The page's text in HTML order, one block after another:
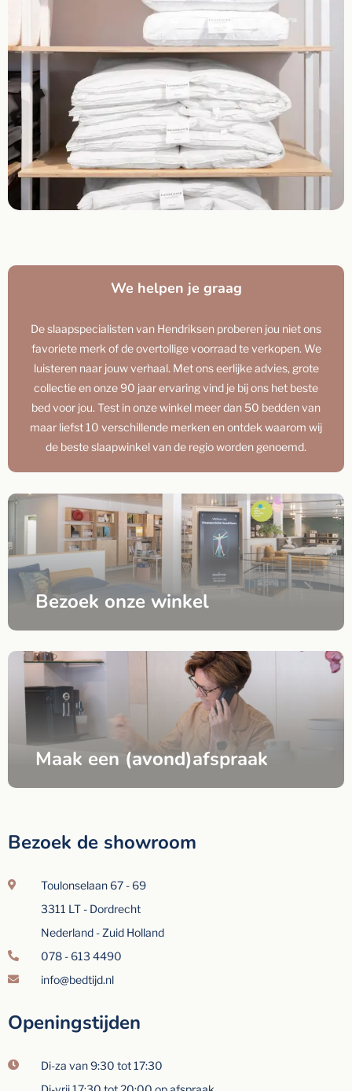
We helpen je graag
De slaapspecialisten van Hendriksen proberen jou niet ons
favoriete merk of de overtollige voorraad te verkopen. We
luisteren naar jouw verhaal. Met ons eerlijke advies, grote
collectie en onze 90 jaar ervaring vind je bij ons het beste
bed voor jou. Test in onze winkel meer dan 50 bedden van
maar liefst 10 verschillende merken en ontdek waarom wij
de beste slaapwinkel van de regio worden genoemd.
Bezoek onze winkel
Maak een (avond)afspraak
Bezoek de showroom
Toulonselaan 67 - 69
3311 LT - Dordrecht
Nederland - Zuid Holland
078 - 613 4490
info@bedtijd.nl
Openingstijden
Di-za van 9:30 tot 17:30